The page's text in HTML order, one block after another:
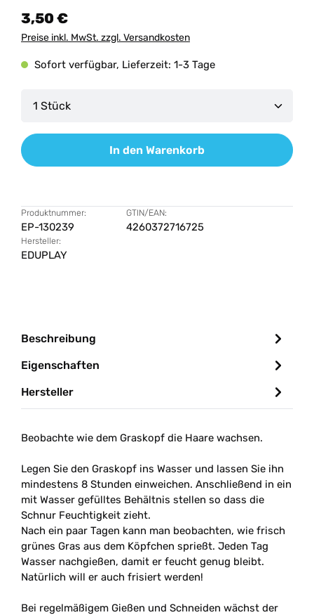
3,50 €
Preise inkl. MwSt. zzgl. Versandkosten
Sofort verfügbar, Lieferzeit: 1-3 Tage
Produkt Anzahl: Gib den gewünschten Wert
In den Warenkorb
Produktnummer:
EP-130239
GTIN/EAN:
4260372716725
Hersteller:
EDUPLAY
Beschreibung
Eigenschaften
Hersteller
Beobachte wie dem Graskopf die Haare wachsen.
Legen Sie den Graskopf ins Wasser und lassen Sie ihn
mindestens 8 Stunden einweichen. Anschließend in ein
mit Wasser gefülltes Behältnis stellen so dass die
Schnur Feuchtigkeit zieht.
Nach ein paar Tagen kann man beobachten, wie frisch
grünes Gras aus dem Köpfchen sprießt. Jeden Tag
Wasser nachgießen, damit er feucht genug bleibt.
Natürlich will er auch frisiert werden!
Bei regelmäßigem Gießen und Schneiden wächst der